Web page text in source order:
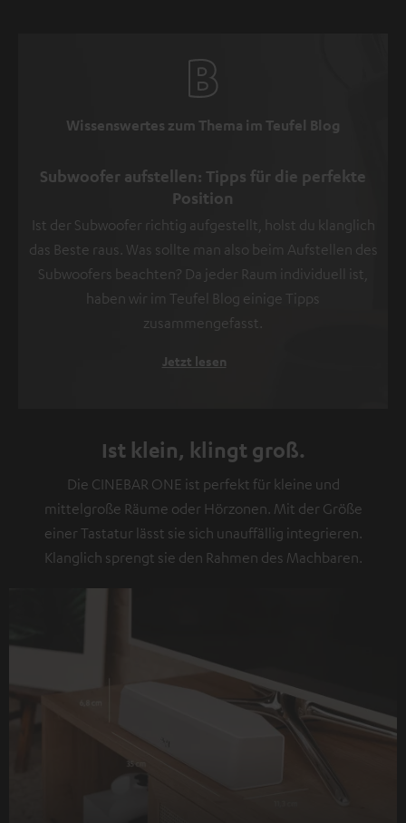
Wissenswertes zum Thema im Teufel Blog
Subwoofer aufstellen: Tipps für die perfekte
Position
Ist der Subwoofer richtig aufgestellt, holst du klanglich
das Beste raus. Was sollte man also beim Aufstellen des
Subwoofers beachten? Da jeder Raum individuell ist,
haben wir im Teufel Blog einige Tipps
zusammengefasst.
Jetzt lesen
Ist klein, klingt groß.
Die CINEBAR ONE ist perfekt für kleine und
mittelgroße Räume oder Hörzonen. Mit der Größe
einer Tastatur lässt sie sich unauffällig integrieren.
Klanglich sprengt sie den Rahmen des Machbaren.